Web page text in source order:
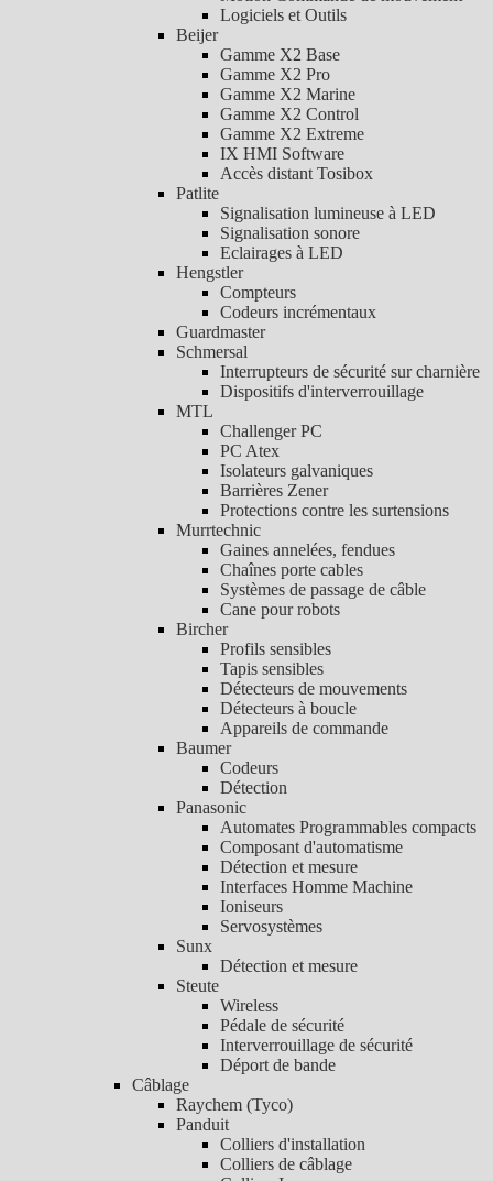
Logiciels et Outils
Beijer
Gamme X2 Base
Gamme X2 Pro
Gamme X2 Marine
Gamme X2 Control
Gamme X2 Extreme
IX HMI Software
Accès distant Tosibox
Patlite
Signalisation lumineuse à LED
Signalisation sonore
Eclairages à LED
Hengstler
Compteurs
Codeurs incrémentaux
Guardmaster
Schmersal
Interrupteurs de sécurité sur charnière
Dispositifs d'interverrouillage
MTL
Challenger PC
PC Atex
Isolateurs galvaniques
Barrières Zener
Protections contre les surtensions
Murrtechnic
Gaines annelées, fendues
Chaînes porte cables
Systèmes de passage de câble
Cane pour robots
Bircher
Profils sensibles
Tapis sensibles
Détecteurs de mouvements
Détecteurs à boucle
Appareils de commande
Baumer
Codeurs
Détection
Panasonic
Automates Programmables compacts
Composant d'automatisme
Détection et mesure
Interfaces Homme Machine
Ioniseurs
Servosystèmes
Sunx
Détection et mesure
Steute
Wireless
Pédale de sécurité
Interverrouillage de sécurité
Déport de bande
Câblage
Raychem (Tyco)
Panduit
Colliers d'installation
Colliers de câblage